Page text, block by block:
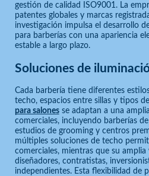
gestión de calidad ISO9001. La
patentes globales y marcas
investigación impulsa el desarrollo
para barberías con una apariencia
estable a largo plazo.
Soluciones de
Cada barbería tiene diferentes
techo, espacios entre sillas y tipos
para salonesse adaptan a una
comerciales, incluyendo barberías
estudios de grooming y centros
múltiples soluciones de techo
comerciales, mientras que su amplia
diseñadores, contratistas,
independientes. Esta flexibilidad de